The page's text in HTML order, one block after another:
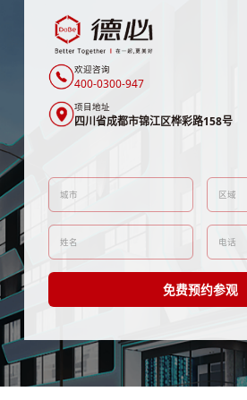
欢迎咨询
400-0300-947
项目地址
四川省成都市锦江区桦彩路158号
免费预约参观